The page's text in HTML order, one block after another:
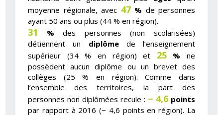
moyenne régionale, avec 47% de personnes
ayant 50 ans ou plus (44 % en région).
31 % des personnes (non scolarisées)
détiennent un diplômede l’enseignement
supérieur (34 % en région) et 25% ne
possèdent aucun diplôme ou un brevet des
collèges (25 % en région). Comme dans
l’ensemble des territoires, la part des
personnes non diplômées recule : − 4,6 points
par rapport à 2016 (− 4,6 points en région). La